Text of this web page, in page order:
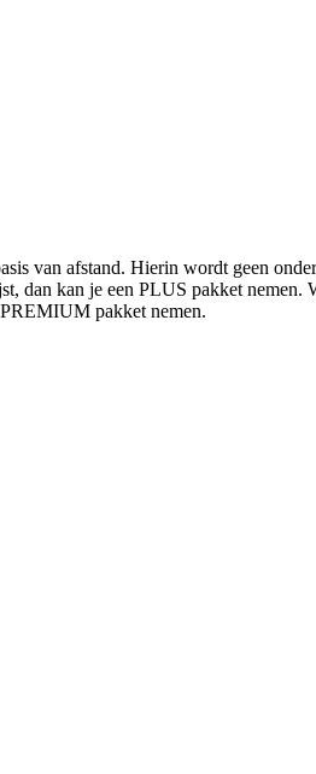
van afstand. Hierin wordt geen
kan je een PLUS pakket
PREMIUM pakket nemen.